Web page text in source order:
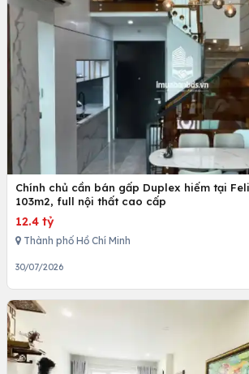
Chính chủ cần bán gấp Duplex hiếm tại
103m2, full nội thất cao cấp
12.4 tỷ
Thành phố Hồ Chí Minh
30/07/2026